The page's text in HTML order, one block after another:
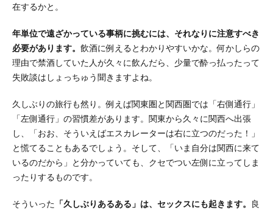
在するかと。
年単位で遠ざかっている事柄に挑むには、それなりに注意すべき
必要があります。 飲酒に例えるとわかりやすいかな。何かしらの
理由で禁酒していた人が久々に飲んだら、少量で酔っ払ったって
失敗談はしょっちゅう聞きますよね。
久しぶりの旅行も然り。例えば関東圏と関西圏では「右側通行」
「左側通行」の習慣差があります。関東から久々に関西へ出張
し、「おお、そういえばエスカレーターは右に立つのだった！」
と慌てることもあるでしょう。そして、「いま自分は関西に来て
いるのだから」と分かっていても、クセでつい左側に立ってしま
ったりするものです。
そういった 「久しぶりあるある」は、セックスにも起きます。
良